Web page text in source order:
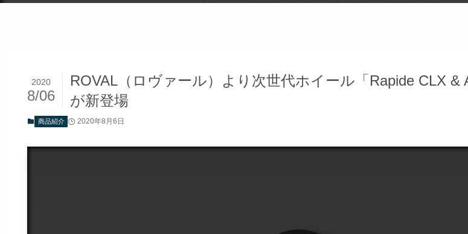
ROVAL（ロヴァール）より次世代ホイール「Rapide CLX &
が新登場
2020
8/06
商品紹介 2020年8月6日